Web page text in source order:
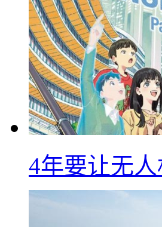
4年要让无